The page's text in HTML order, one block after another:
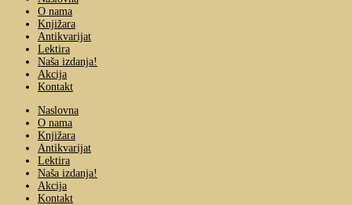
O nama
Knjižara
Antikvarijat
Lektira
Naša izdanja!
Akcija
Kontakt
Naslovna
O nama
Knjižara
Antikvarijat
Lektira
Naša izdanja!
Akcija
Kontakt